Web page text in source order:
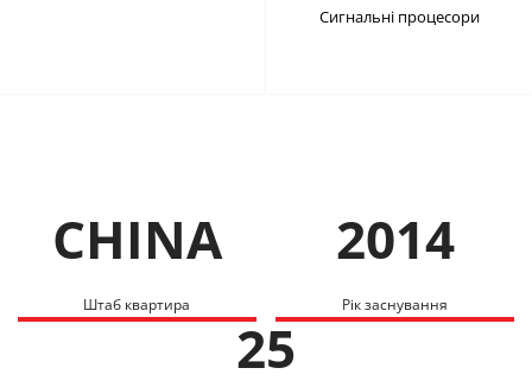
Сигнальні процесори
CHINA
Штаб квартира
2014
Рік заснування
25